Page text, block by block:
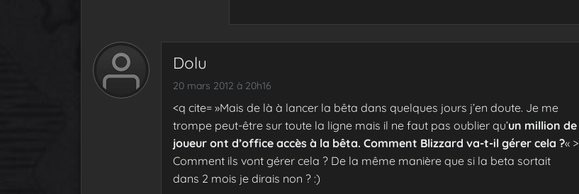
Dolu
20 mars 2012 à 20h16
<q cite= »Mais de là à lancer la bêta dans quelques jours j’en doute. Je me
trompe peut-être sur toute la ligne mais il ne faut pas oublier qu’un million de
joueur ont d’office accès à la bêta. Comment Blizzard va-t-il gérer cela ?« >
Comment ils vont gérer cela ? De la même manière que si la beta sortait
dans 2 mois je dirais non ? :)